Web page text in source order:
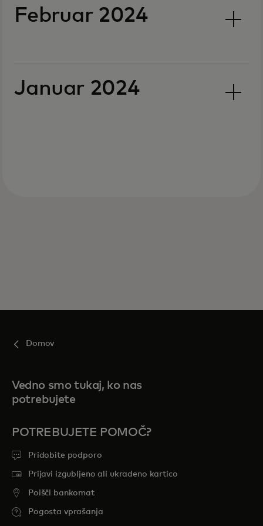
Februar 2024
Januar 2024
Domov
Vedno smo tukaj, ko nas
potrebujete
POTREBUJETE POMOČ?
Pridobite podporo
Prijavi izgubljeno ali ukradeno kartico
Poišči bankomat
Pogosta vprašanja